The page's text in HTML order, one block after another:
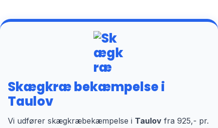
Skægkræ bekæmpelse i
Taulov
Vi udfører skægkræbekæmpelse i Taulov fra 925,- pr.